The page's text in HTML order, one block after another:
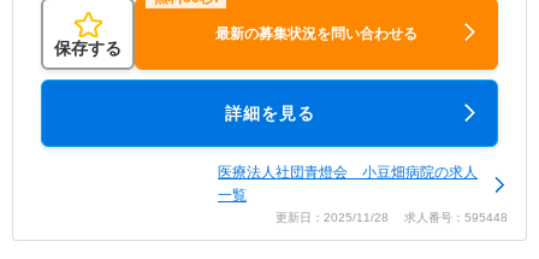
保存する
最新の募集状況を問い合わせる
詳細を見る
医療法人社団青燈会 小豆畑病院の求人
一覧
更新日：2025/11/28 求人番号：595448